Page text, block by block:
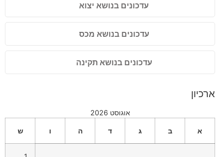
עדכונים בנושא יצוא
עדכונים בנושא מכס
עדכונים בנושא תקינה
ארכיון
אוגוסט 2026
א ב ג ד ה ו ש